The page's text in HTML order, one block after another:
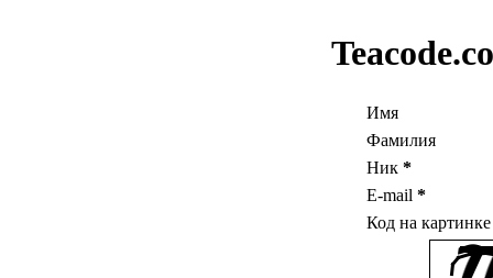
Имя
Фамилия
Ник *
E-mail *
Код на